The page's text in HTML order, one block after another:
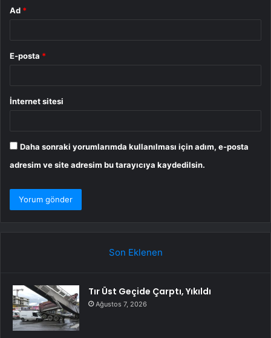
Ad *
E-posta *
İnternet sitesi
Daha sonraki yorumlarımda kullanılması için adım, e-posta
adresim ve site adresim bu tarayıcıya kaydedilsin.
Son Eklenen
Tır Üst Geçide Çarptı, Yıkıldı
Ağustos 7, 2026